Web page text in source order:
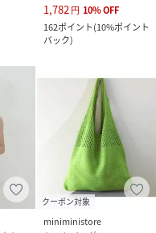
1,782 円 10%OFF
162ポイント(10%ポイント
バック)
クーポン対象
miniministore